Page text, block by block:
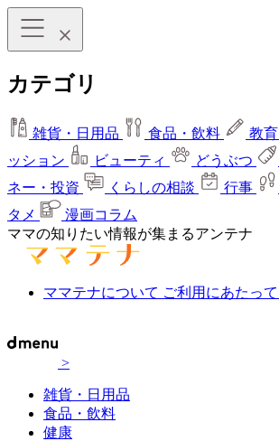
カテゴリ
雑貨・日用品 食品・飲料 教育
ッション
ビューティ どうぶつ
ネー・投資
くらしの相談 行事
タメ
漫画コラム
ママの知りたい情報が集まるアンテナ
ママテナについて ご利用にあたって
>
雑貨・日用品
食品・飲料
健康